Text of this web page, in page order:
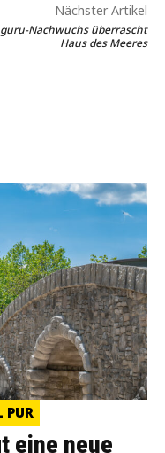
Nächster Artikel
Nachwuchs überrascht
Haus des Meeres
PUR
eine neue